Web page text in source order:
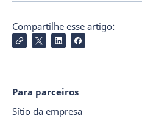
Compartilhe esse artigo:
Para parceiros
Sítio da empresa